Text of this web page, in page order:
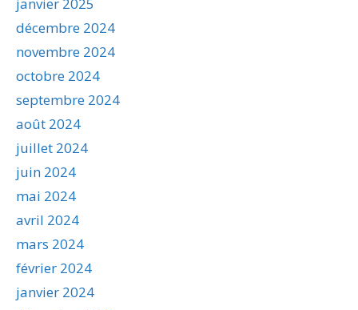
décembre 2024
novembre 2024
octobre 2024
septembre 2024
août 2024
juillet 2024
juin 2024
mai 2024
avril 2024
mars 2024
février 2024
janvier 2024